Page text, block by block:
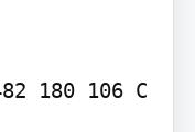
180 106 C